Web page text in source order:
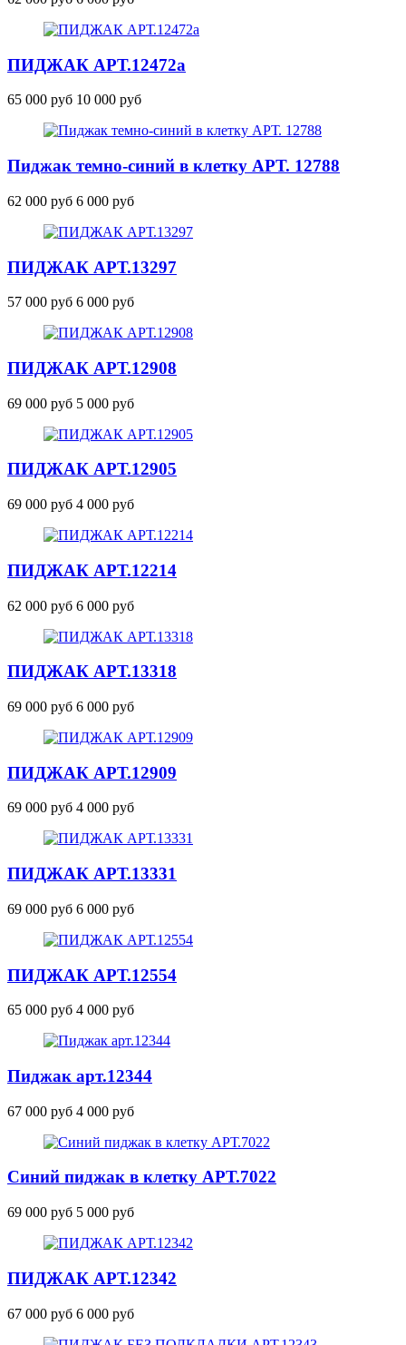
ПИДЖАК АРТ.12472а
65 000 руб 10 000 руб
Пиджак темно-синий в клетку АРТ. 12788
62 000 руб 6 000 руб
ПИДЖАК АРТ.13297
57 000 руб 6 000 руб
ПИДЖАК АРТ.12908
69 000 руб 5 000 руб
ПИДЖАК АРТ.12905
69 000 руб 4 000 руб
ПИДЖАК АРТ.12214
62 000 руб 6 000 руб
ПИДЖАК АРТ.13318
69 000 руб 6 000 руб
ПИДЖАК АРТ.12909
69 000 руб 4 000 руб
ПИДЖАК АРТ.13331
69 000 руб 6 000 руб
ПИДЖАК АРТ.12554
65 000 руб 4 000 руб
Пиджак арт.12344
67 000 руб 4 000 руб
Cиний пиджак в клетку АРТ.7022
69 000 руб 5 000 руб
ПИДЖАК АРТ.12342
67 000 руб 6 000 руб